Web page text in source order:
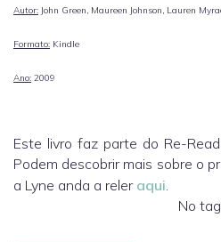
Autor: John Green, Maureen Johnson, Lauren
Formato: Kindle
Ano: 2009
Este livro faz parte do Re-
Podem descobrir mais sobre o
a Lyne anda a reler aqui
No tag